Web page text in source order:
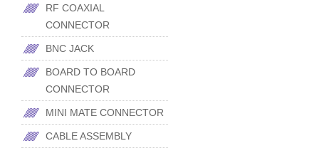
RF COAXIAL
CONNECTOR
BNC JACK
BOARD TO BOARD
CONNECTOR
MINI MATE CONNECTOR
CABLE ASSEMBLY